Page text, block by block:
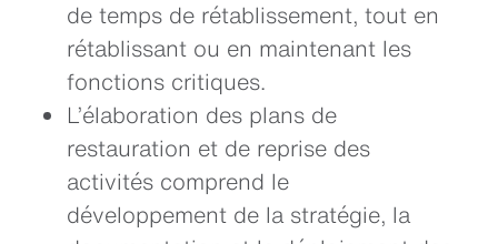
de temps de rétablissement, tout en
rétablissant ou en maintenant les
fonctions critiques.
L’élaboration des plans de
restauration et de reprise des
activités comprend le
développement de la stratégie, la